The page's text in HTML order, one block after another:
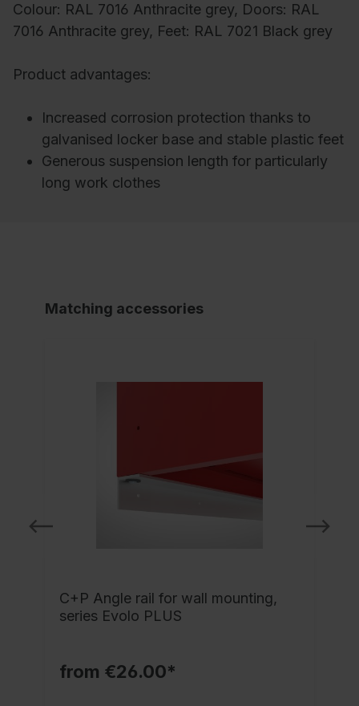
Colour: RAL 7016 Anthracite grey, Doors: RAL
7016 Anthracite grey, Feet: RAL 7021 Black grey
Product advantages:
Increased corrosion protection thanks to
galvanised locker base and stable plastic feet
Generous suspension length for particularly
long work clothes
Matching accessories
C+P Angle rail for wall mounting,
series Evolo PLUS
from €26.00*